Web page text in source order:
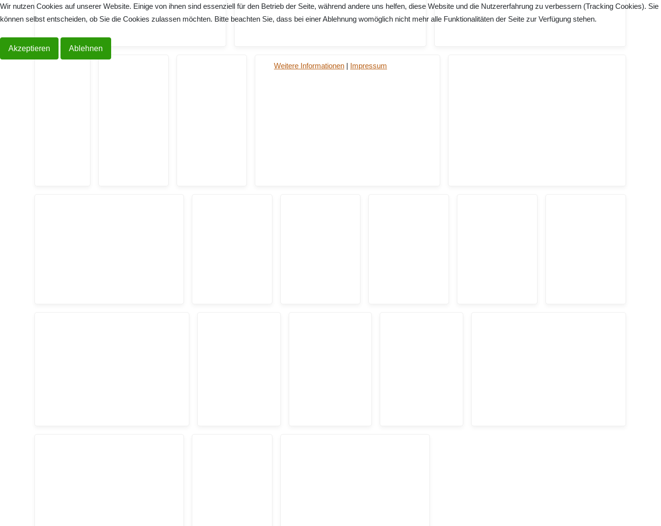
Wir nutzen Cookies auf unserer Website. Einige von ihnen sind essenziell für den Betrieb der Seite, während andere uns helfen, diese Website und die Nutzererfahrung zu verbessern (Tracking Cookies). Sie
können selbst entscheiden, ob Sie die Cookies zulassen möchten. Bitte beachten Sie, dass bei einer Ablehnung womöglich nicht mehr alle Funktionalitäten der Seite zur Verfügung stehen.
Akzeptieren Ablehnen
Weitere Informationen | Impressum